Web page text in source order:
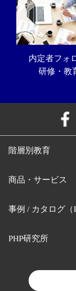
内定者フォ
研修・教
階層別教育
商品・サービス
事例 / カタログ（
PHP研究所